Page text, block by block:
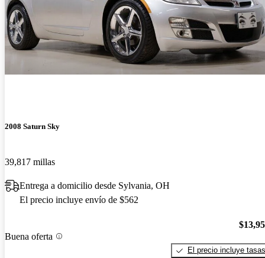
2008 Saturn Sky
39,817 millas
Entrega a domicilio desde Sylvania, OH
El precio incluye envío de $562
Buena oferta
El precio incluye tasas